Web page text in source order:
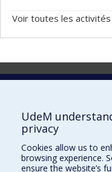
Voir toutes les activités
Laboratoire
Vice-rectorat aux affaires
Inven_T
UdeM
privacy
Cookies allow us to
browsing experience.
ensure the website’s